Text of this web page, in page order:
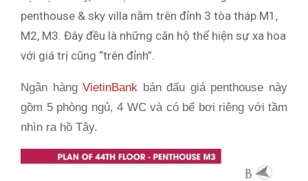
penthouse & sky villa nằm trên đỉnh 3 tòa tháp M1,
M2, M3. Đây đều là những căn hộ thể hiện sự xa hoa
với giá trị cũng “trên đỉnh”.
Ngân hàngVietinBank bán đấu giá penthouse này
gồm 5 phòng ngủ, 4 WC và có bể bơi riêng với tầm
nhìn ra hồ Tây.